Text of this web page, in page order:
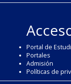
Portal de
Portales
Admisión
Políticas de